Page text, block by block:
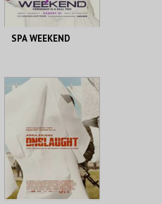
SPA WEEKEND
CINE-TEATRO DE
ALCOBAÇA
MAIS INFO
COMPRAR